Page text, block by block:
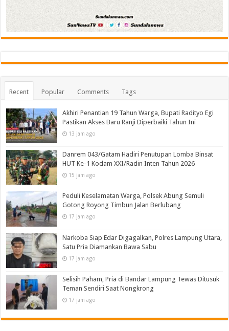
Recent Popular Comments Tags
Akhiri Penantian 19 Tahun Warga, Bupati Radityo Egi
Pastikan Akses Baru Ranji Diperbaiki Tahun Ini
13 jam ago
Danrem 043/Gatam Hadiri Penutupan Lomba Binsat
HUT Ke-1 Kodam XXI/Radin Inten Tahun 2026
15 jam ago
Peduli Keselamatan Warga, Polsek Abung Semuli
Gotong Royong Timbun Jalan Berlubang
17 jam ago
Narkoba Siap Edar Digagalkan, Polres Lampung Utara,
Satu Pria Diamankan Bawa Sabu
17 jam ago
Selisih Paham, Pria di Bandar Lampung Tewas Ditusuk
Teman Sendiri Saat Nongkrong
17 jam ago